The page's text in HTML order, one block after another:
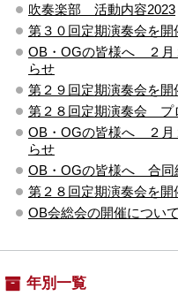
吹奏楽部 活動内容2023
第３０回定期演奏会を開
OB・OGの皆様へ ２月
らせ
第２９回定期演奏会を開
第２８回定期演奏会 プ
OB・OGの皆様へ ２月
らせ
OB・OGの皆様へ 合同
第２８回定期演奏会を開
OB会総会の開催について
年別一覧